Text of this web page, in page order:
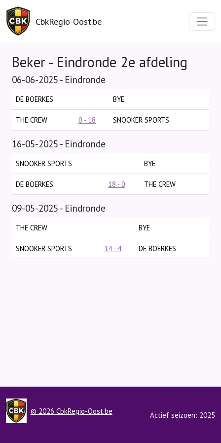
CbkRegio-Oost.be
Beker - Eindronde 2e afdeling
06-06-2025 - Eindronde
DE BOERKES BYE
THE CREW 0 - 18 SNOOKER SPORTS
16-05-2025 - Eindronde
SNOOKER SPORTS BYE
DE BOERKES 18 - 0 THE CREW
09-05-2025 - Eindronde
THE CREW BYE
SNOOKER SPORTS 14 - 4 DE BOERKES
© 2026 CbkRegio-Oost.be Actief seizoen: 2025